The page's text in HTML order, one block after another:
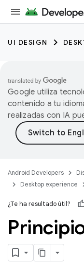
UI DESIGN
Google utiliza
contenido a tu
realizadas con IA
Android Developers
Desktop experience
¿Te ha resultado útil?